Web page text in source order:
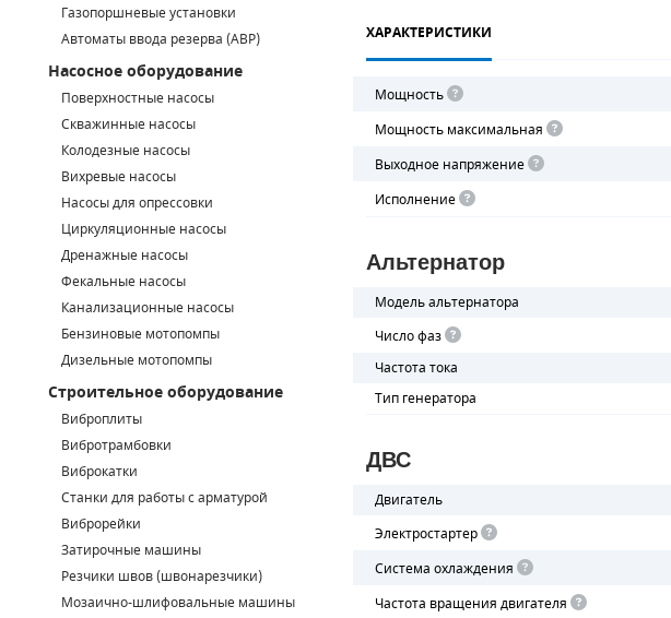
Газопоршневые установки
Автоматы ввода резерва (АВР)
Насосное оборудование
Поверхностные насосы
Скважинные насосы
Колодезные насосы
Вихревые насосы
Насосы для опрессовки
Циркуляционные насосы
Дренажные насосы
Фекальные насосы
Канализационные насосы
Бензиновые мотопомпы
Дизельные мотопомпы
Строительное оборудование
Виброплиты
Вибротрамбовки
Виброкатки
Станки для работы с арматурой
Виброрейки
Затирочные машины
Резчики швов (швонарезчики)
Мозаично-шлифовальные машины
ХАРАКТЕРИСТИКИ
Мощность
Мощность максимальная
Выходное напряжение
Исполнение
Альтернатор
Модель альтернатора
Число фаз
Частота тока
Тип генератора
ДВС
Двигатель
Электростартер
Система охлаждения
Частота вращения двигателя
ЗАПЧАСТИ ДЛЯ ВИНТОВЫХ КОМПРЕССОРОВ
СМЕННЫЕ ЭЛЕМЕНТЫ МАГИСТРАЛЬНЫХ ФИЛЬТРОВ
ДЛЯ АДСОРБЦИОННЫХ ОСУШИТЕЛЕЙ
ЭЛЕКТРОДВИГАТЕЛИ
БЕНЗИНОВЫЕ ДВИГАТЕЛИ
ДИЗЕЛЬНЫЕ ДВИГАТЕЛИ
ФИЛЬТРЫ ТОПЛИВНЫЕ
МОТОРНОЕ МАСЛО
РАДИАТОРЫ
ПОДШИПНИКИ
ПОРШНЕВЫЕ БЛОКИ